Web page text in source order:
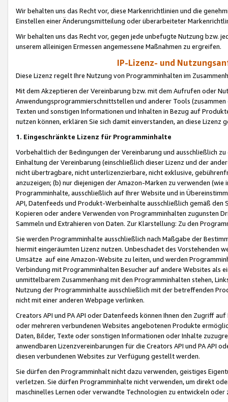
Wir behalten uns das Recht vor, diese Markenrichtlinien und die
Einstellen einer Änderungsmitteilung oder überarbeiteter
Wir behalten uns das Recht vor, gegen jede unbefugte Nutzung bzw.
unserem alleinigen Ermessen angemessene Maßnahmen zu ergreifen.
IP-Lizenz- und
Diese Lizenz regelt Ihre Nutzung von Programminhalten im
Mit dem Akzeptieren der Vereinbarung bzw. mit dem Aufrufen oder
Anwendungsprogrammierschnittstellen und anderer Tools (zusammen
Texten und sonstigen Informationen und Inhalten in Bezug auf
nutzen können, erklären Sie sich damit einverstanden, an diese Lizenz
1. Eingeschränkte Lizenz für Programminhalte
Vorbehaltlich der Bedingungen der Vereinbarung und ausschließlich
Einhaltung der Vereinbarung (einschließlich dieser Lizenz und der
nicht übertragbare, nicht unterlizenzierbare, nicht exklusive,
anzuzeigen; (b) nur diejenigen der Amazon-Marken zu verwenden
Programminhalte, ausschließlich auf Ihrer Website und in
API, Datenfeeds und Produkt-Werbeinhalte ausschließlich gemäß
Kopieren oder andere Verwenden von Programminhalten zugunsten
Sammeln und Extrahieren von Daten. Zur Klarstellung: Zu den
Sie werden Programminhalte ausschließlich nach Maßgabe der
hiermit eingeräumten Lizenz nutzen. Unbeschadet des Vorstehenden
Umsätze auf eine Amazon-Website zu leiten, und werden
Verbindung mit Programminhalten Besucher auf andere Websites als
unmittelbarem Zusammenhang mit den Programminhalten stehen,
Nutzung der Programminhalte ausschließlich mit der betreffenden
nicht mit einer anderen Webpage verlinken.
Creators API und PA API oder Datenfeeds können Ihnen den Zugriff
oder mehreren verbundenen Websites angebotenen Produkte
Daten, Bilder, Texte oder sonstigen Informationen oder Inhalte
anwendbaren Lizenzvereinbarungen für die Creators API und PA API
diesen verbundenen Websites zur Verfügung gestellt werden.
Sie dürfen den Programminhalt nicht dazu verwenden, geistiges
verletzen. Sie dürfen Programminhalte nicht verwenden, um direkt
maschinelles Lernen oder verwandte Technologien zu entwickeln